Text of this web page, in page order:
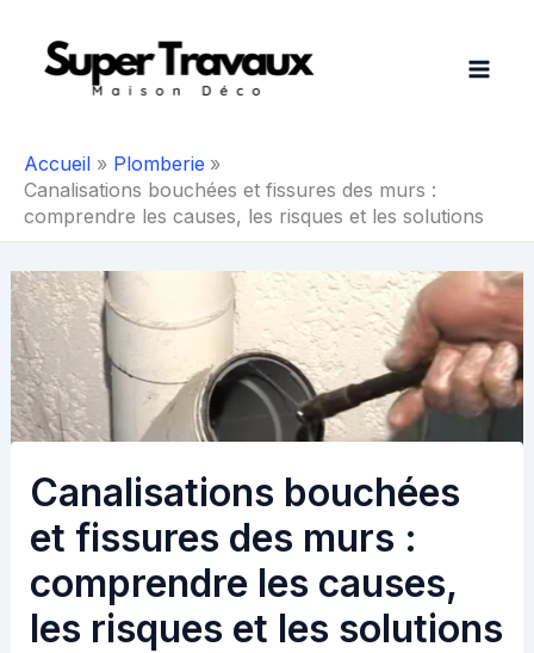
contenu
Accueil
Plomberie
Canalisations bouchées et fissures des murs :
comprendre les causes, les risques et les solutions
Canalisations bouchées
et fissures des murs :
comprendre les causes,
les risques et les solutions